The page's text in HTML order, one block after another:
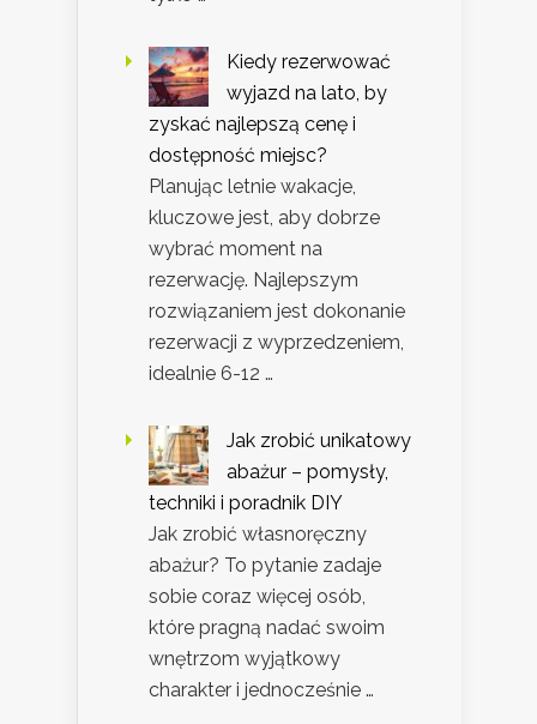
Kiedy rezerwować
wyjazd na lato, by
zyskać najlepszą cenę i
dostępność miejsc?
Planując letnie wakacje,
kluczowe jest, aby dobrze
wybrać moment na
rezerwację. Najlepszym
rozwiązaniem jest dokonanie
rezerwacji z wyprzedzeniem,
idealnie 6-12 …
Jak zrobić unikatowy
abażur – pomysły,
techniki i poradnik DIY
Jak zrobić własnoręczny
abażur? To pytanie zadaje
sobie coraz więcej osób,
które pragną nadać swoim
wnętrzom wyjątkowy
charakter i jednocześnie …